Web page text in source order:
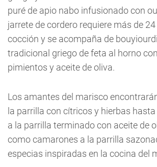
puré de apio nabo infusionado con
jarrete de cordero requiere más de
cocción y se acompaña de
tradicional griego de feta al horno
pimientos y aceite de oliva.
Los amantes del marisco
la parrilla con cítricos y hierbas
a la parrilla terminado con aceite de
como camarones a la parrilla
especias inspiradas en la cocina del